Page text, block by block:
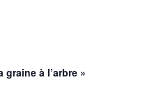
graine à l’arbre »